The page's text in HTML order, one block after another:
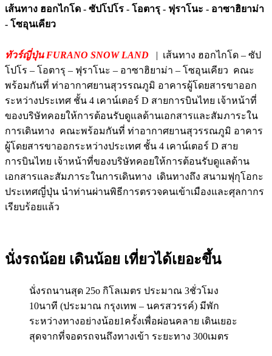
เส้นทาง ฮอกไกโด - ซัปโปโร - โอตารุ - ฟุราโนะ - อาซาฮิยาม่า
- โซอุนเคียว
ทัวร์ญี่ปุ่น FURANO SNOW LAND | เส้นทาง ฮอกไกโด – ซัป
โปโร – โอตารุ – ฟุราโนะ – อาซาฮิยาม่า – โซอุนเคียว คณะ
พร้อมกันที่ ท่าอากาศยานสุวรรณภูมิ อาคารผู้โดยสารขาออก
ระหว่างประเทศ ชั้น 4 เคาน์เตอร์ D สายการบินไทย เจ้าหน้าที่
ของบริษัทคอยให้การต้อนรับดูแลด้านเอกสารและสัมภาระใน
การเดินทาง คณะพร้อมกันที่ ท่าอากาศยานสุวรรณภูมิ อาคาร
ผู้โดยสารขาออกระหว่างประเทศ ชั้น 4 เคาน์เตอร์ D สาย
การบินไทย เจ้าหน้าที่ของบริษัทคอยให้การต้อนรับดูแลด้าน
เอกสารและสัมภาระในการเดินทาง เดินทางถึง สนามฟุกุโอกะ
ประเทศญี่ปุ่น นำท่านผ่านพิธีการตรวจคนเข้าเมืองและศุลกากร
เรียบร้อยแล้ว
นั่งรถน้อย เดินน้อย เที่ยวได้เยอะขึ้น
นั่งรถนานสุด 25o กิโลเมตร ประมาณ 3ชั่วโมง
10นาที (ประมาณ กรุงเทพ – นครสวรรค์) มีพัก
ระหว่างทางอย่างน้อย1ครั้งเพื่อผ่อนคลาย เดินเยอะ
สุดจากที่จอดรถจนถึงทางเข้า ระยะทาง 300เมตร